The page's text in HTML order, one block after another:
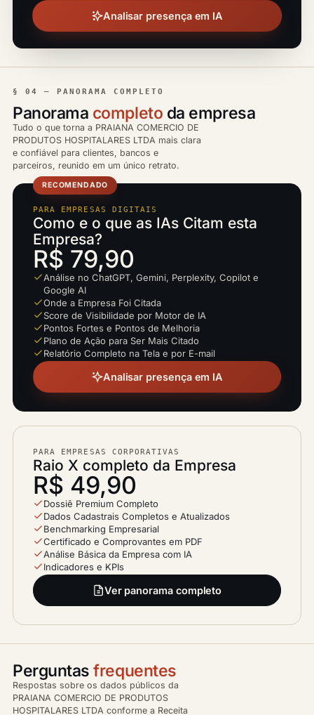
Analisar presença em IA
§ 04 — PANORAMA COMPLETO
Panorama completo da empresa
Tudo o que torna a PRAIANA COMERCIO DE
PRODUTOS HOSPITALARES LTDA mais clara
e confiável para clientes, bancos e
parceiros, reunido em um único retrato.
RECOMENDADO
PARA EMPRESAS DIGITAIS
Como e o que as IAs Citam esta
Empresa?
R$ 79,90
Análise no ChatGPT, Gemini, Perplexity, Copilot e
Google AI
Onde a Empresa Foi Citada
Score de Visibilidade por Motor de IA
Pontos Fortes e Pontos de Melhoria
Plano de Ação para Ser Mais Citado
Relatório Completo na Tela e por E-mail
Analisar presença em IA
PARA EMPRESAS CORPORATIVAS
Raio X completo da Empresa
R$ 49,90
Dossiê Premium Completo
Dados Cadastrais Completos e Atualizados
Benchmarking Empresarial
Certificado e Comprovantes em PDF
Análise Básica da Empresa com IA
Indicadores e KPIs
Ver panorama completo
Perguntasfrequentes
Respostas sobre os dados públicos da
PRAIANA COMERCIO DE PRODUTOS
HOSPITALARES LTDA conforme a Receita